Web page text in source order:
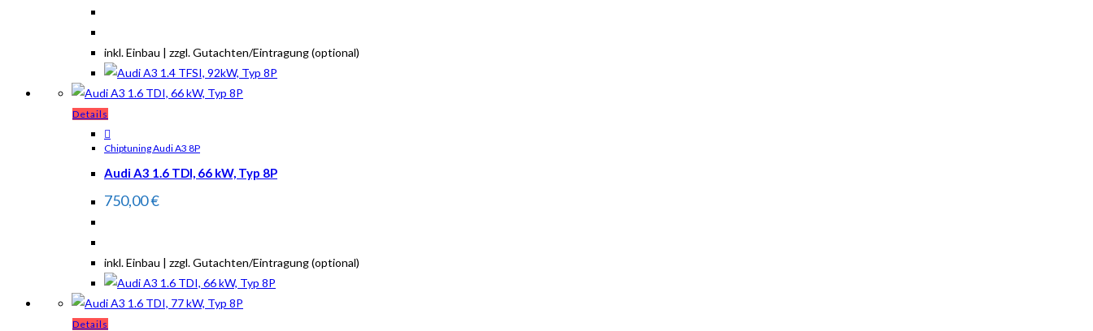
inkl. Einbau | zzgl. Gutachten/Eintragung (optional)
Details
Chiptuning Audi A3 8P
Audi A3 1.6 TDI, 66 kW, Typ 8P
750,00€
inkl. Einbau | zzgl. Gutachten/Eintragung (optional)
Details